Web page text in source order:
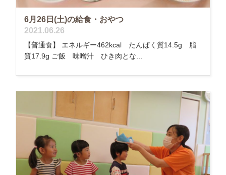
6月26日(土)の給食・おやつ
2021.06.26
【普通食】 エネルギー462kcal たんぱく質14.5g 脂
質17.9g ご飯 味噌汁 ひき肉とな...